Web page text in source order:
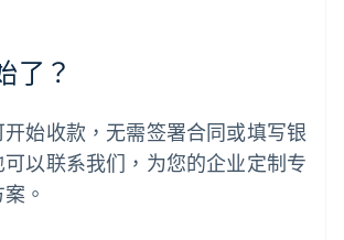
了？
始收款，无需签署合同或填写银
以联系我们，为您的企业定制专
。
ItalianoEnglish